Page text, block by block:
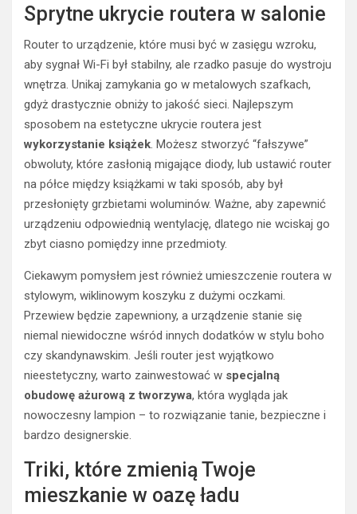
Sprytne ukrycie routera w salonie
Router to urządzenie, które musi być w zasięgu wzroku,
aby sygnał Wi-Fi był stabilny, ale rzadko pasuje do wystroju
wnętrza. Unikaj zamykania go w metalowych szafkach,
gdyż drastycznie obniży to jakość sieci. Najlepszym
sposobem na estetyczne ukrycie routera jest
wykorzystanie książek. Możesz stworzyć “fałszywe”
obwoluty, które zasłonią migające diody, lub ustawić router
na półce między książkami w taki sposób, aby był
przesłonięty grzbietami woluminów. Ważne, aby zapewnić
urządzeniu odpowiednią wentylację, dlatego nie wciskaj go
zbyt ciasno pomiędzy inne przedmioty.
Ciekawym pomysłem jest również umieszczenie routera w
stylowym, wiklinowym koszyku z dużymi oczkami.
Przewiew będzie zapewniony, a urządzenie stanie się
niemal niewidoczne wśród innych dodatków w stylu boho
czy skandynawskim. Jeśli router jest wyjątkowo
nieestetyczny, warto zainwestować w specjalną
obudowę ażurową z tworzywa, która wygląda jak
nowoczesny lampion – to rozwiązanie tanie, bezpieczne i
bardzo designerskie.
Triki, które zmienią Twoje
mieszkanie w oazę ładu